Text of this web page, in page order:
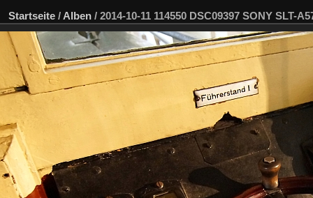
Startseite / Alben / 2014-10-11 114550 DSC09397 SONY SLT-